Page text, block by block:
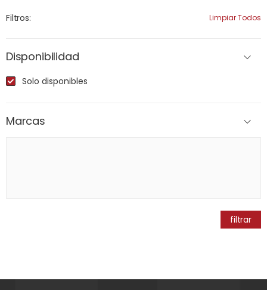
Filtros: Limpiar Todos
Disponibilidad
Solo disponibles
Marcas
filtrar